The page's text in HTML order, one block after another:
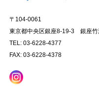
〒104-0061
東京都中央区銀座8-19-3 銀座竹
TEL: 03-6228-4377
FAX: 03-6228-4378